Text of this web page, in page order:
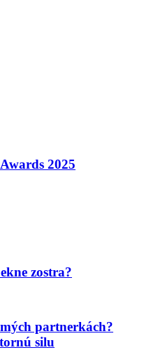
2025
zostra?
partnerkách?
silu